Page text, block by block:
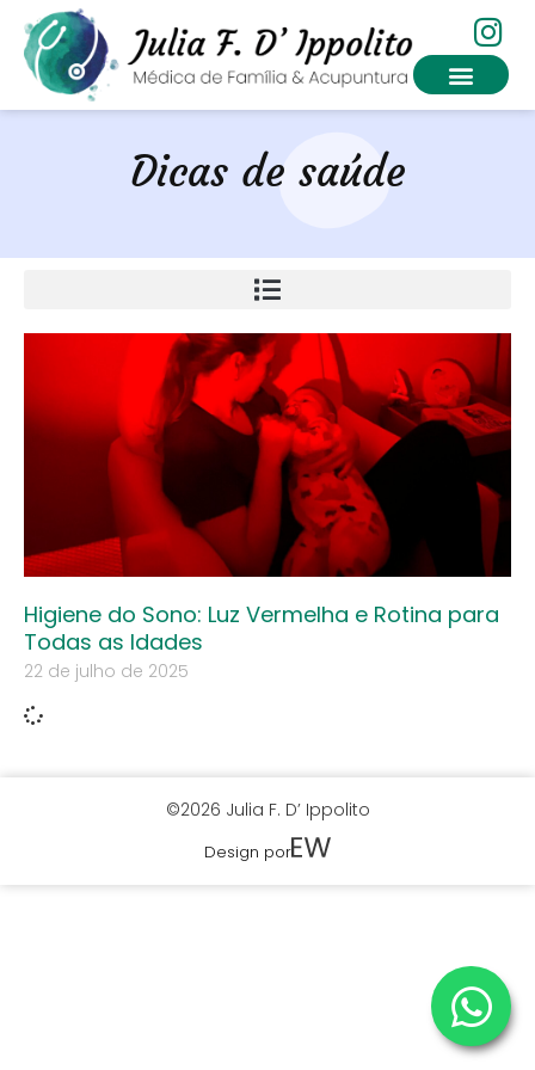
Dicas de saúde
Higiene do Sono: Luz Vermelha e Rotina para
Todas as Idades
22 de julho de 2025
©2026 Julia F. D’ Ippolito
Design por